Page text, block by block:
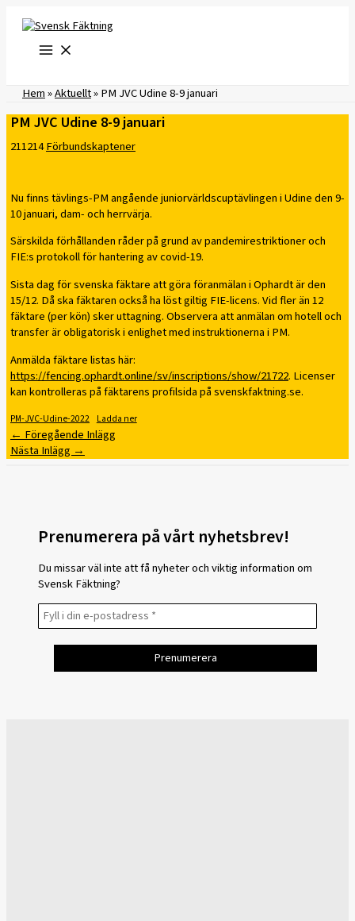
innehåll
Hem»Aktuellt»PM JVC Udine 8-9 januari
PM JVC Udine 8-9 januari
211214Förbundskaptener
Nu finns tävlings-PM angående juniorvärldscuptävlingen i Udine den 9-
10 januari, dam- och herrvärja.
Särskilda förhållanden råder på grund av pandemirestriktioner och
FIE:s protokoll för hantering av covid-19.
Sista dag för svenska fäktare att göra föranmälan i Ophardt är den
15/12. Då ska fäktaren också ha löst giltig FIE-licens. Vid fler än 12
fäktare (per kön) sker uttagning. Observera att anmälan om hotell och
transfer är obligatorisk i enlighet med instruktionerna i PM.
Anmälda fäktare listas här:
https://fencing.ophardt.online/sv/inscriptions/show/21722. Licenser
kan kontrolleras på fäktarens profilsida på svenskfaktning.se.
PM-JVC-Udine-2022 Ladda ner
← Föregående Inlägg
Nästa Inlägg →
Prenumerera på vårt nyhetsbrev!
Du missar väl inte att få nyheter och viktig information om
Svensk Fäktning?